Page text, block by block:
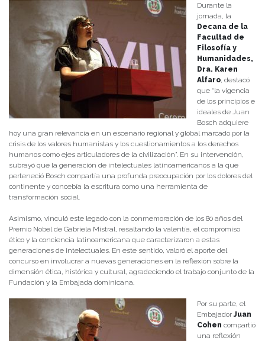
Durante la
jornada, la
Decana de la
Facultad de
Filosofía y
Humanidades,
Dra. Karen
Alfaro , destacó
que “la vigencia
de los principios e
ideales de Juan
Bosch adquiere
hoy una gran relevancia en un escenario regional y global marcado por la
crisis de los valores humanistas y los cuestionamientos a los derechos
humanos como ejes articuladores de la civilización”. En su intervención,
subrayó que la generación de intelectuales latinoamericanos a la que
perteneció Bosch compartía una profunda preocupación por los dolores del
continente y concebía la escritura como una herramienta de
transformación social.
Asimismo, vinculó este legado con la conmemoración de los 80 años del
Premio Nobel de Gabriela Mistral, resaltando la valentía, el compromiso
ético y la conciencia latinoamericana que caracterizaron a estas
generaciones de intelectuales. En este sentido, valoró el aporte del
concurso en involucrar a nuevas generaciones en la reflexión sobre la
dimensión ética, histórica y cultural, agradeciendo el trabajo conjunto de la
Fundación y la Embajada dominicana.
Por su parte, el
Embajador Juan
Cohen compartió
una reflexión